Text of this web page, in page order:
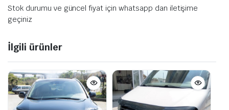
Stok durumu ve güncel fiyat için whatsapp dan iletişime
geçiniz
İlgili ürünler